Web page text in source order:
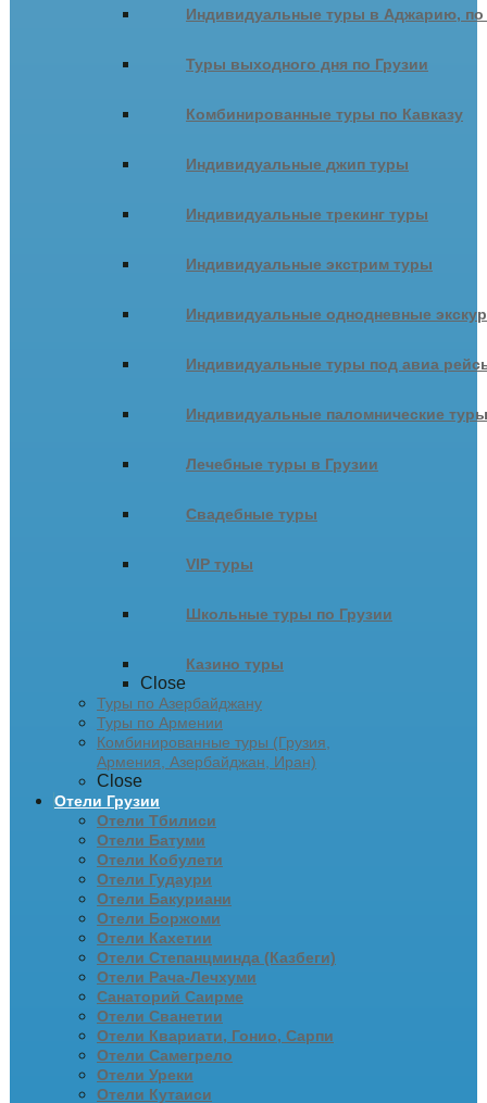
Индивидуальные туры в Аджарию,
Туры выходного дня по Грузии
Комбинированные туры по Кавказу
Индивидуальные джип туры
Индивидуальные трекинг туры
Индивидуальные экстрим туры
Индивидуальные однодневные
Индивидуальные туры под авиа
Индивидуальные паломнические туры
Лечебные туры в Грузии
Свадебные туры
VIP туры
Школьные туры по Грузии
Казино туры
Close
Туры по Азербайджану
Туры по Армении
Комбинированные туры (Грузия,
Армения, Азербайджан, Иран)
Close
Отели Грузии
Отели Тбилиси
Отели Батуми
Отели Кобулети
Отели Гудаури
Отели Бакуриани
Отели Боржоми
Отели Кахетии
Отели Степанцминда (Казбеги)
Отели Рача-Лечхуми
Санаторий Саирме
Отели Сванетии
Отели Квариати, Гонио, Сарпи
Отели Самегрело
Отели Уреки
Отели Кутаиси